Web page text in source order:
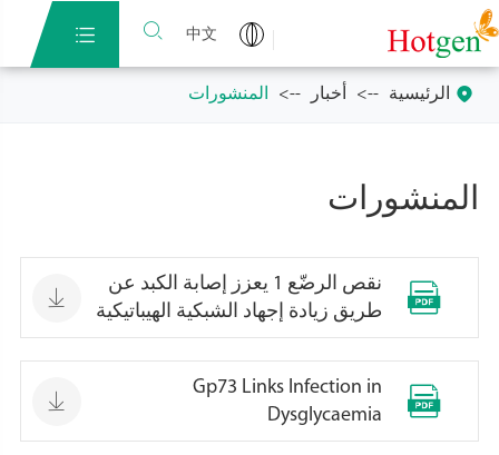
中文


 الرئيسية أخبار المنشورات
المنشورات

نقص الرضّع 1 يعزز إصابة الكبد عن
طريق زيادة إجهاد الشبكية الهيباتيكية


Gp73 Links Infection in
Dysglycaemia
